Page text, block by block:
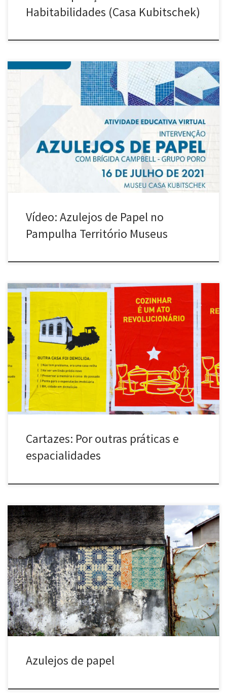
Habitabilidades (Casa Kubitschek)
A intervenção “Azulejos de papel” é um projeto criado pelo
Grupo Poro (Brígida Campbell e Marcelo Terça-Nada). Essa versão
do trabalho foi criada especialmente para a exposição Outras
Habitabilidades no Museu Casa Kubitschek, em Belo Horizonte –
Brasil. Foi instalada ocupando os banheiros e closet da casa com
padronagens dos […]
Vídeo: Azulejos de Papel no
Pampulha Território Museus
Por outras práticas e espacialidades (2010) Diversas cidades Série
de 13 cartazes lambe-lambe impressos em serigrafia, no formato
100x70cm, afixados em locais públicos. >> Para baixar o PDF de
cada cartaz, acesse a página individual dele neste link
Disponibilizamos nossos cartazes para download gratuito. Você
pode baixar e imprimir. Mas […]
Cartazes: Por outras práticas e
espacialidades
Azulejos de papel (2007 a 2021) Diversas cidades e países. A
galeria acima reúne fotos da intervenção Azulejos de papel. São
imagens das instalações realizadas pelo Poro entre 2007 e 2021. A
intervenção consistiu em séries de imagens de azulejos impressas
em off-set sobre papel jornal em tamanho natural (15×15 […]
Azulejos de papel